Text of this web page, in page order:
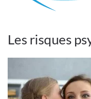
Les risques